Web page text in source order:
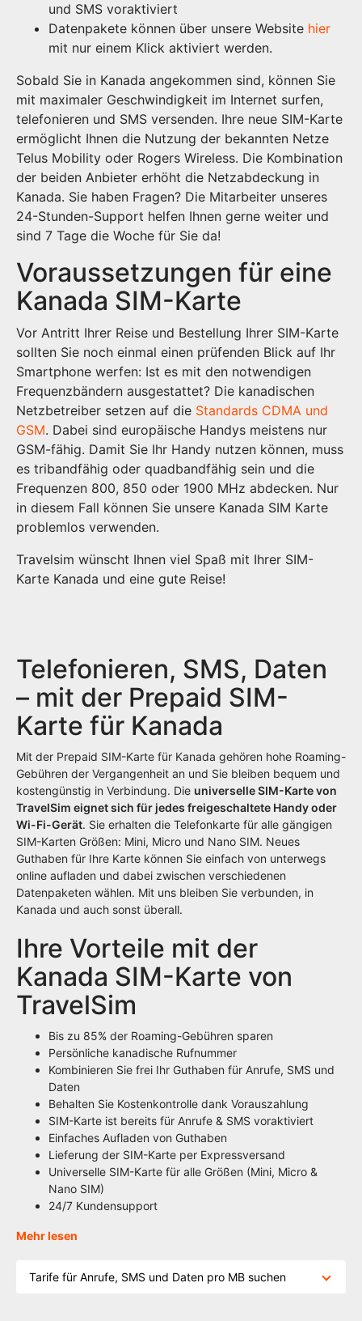
und SMS voraktiviert
Datenpakete können über unsere Website hier
mit nur einem Klick aktiviert werden.
Sobald Sie in Kanada angekommen sind, können Sie
mit maximaler Geschwindigkeit im Internet surfen,
telefonieren und SMS versenden. Ihre neue SIM-Karte
ermöglicht Ihnen die Nutzung der bekannten Netze
Telus Mobility oder Rogers Wireless. Die Kombination
der beiden Anbieter erhöht die Netzabdeckung in
Kanada. Sie haben Fragen? Die Mitarbeiter unseres
24-Stunden-Support helfen Ihnen gerne weiter und
sind 7 Tage die Woche für Sie da!
Voraussetzungen für eine
Kanada SIM-Karte
Vor Antritt Ihrer Reise und Bestellung Ihrer SIM-Karte
sollten Sie noch einmal einen prüfenden Blick auf Ihr
Smartphone werfen: Ist es mit den notwendigen
Frequenzbändern ausgestattet? Die kanadischen
Netzbetreiber setzen auf die Standards CDMA und
GSM. Dabei sind europäische Handys meistens nur
GSM-fähig. Damit Sie Ihr Handy nutzen können, muss
es tribandfähig oder quadbandfähig sein und die
Frequenzen 800, 850 oder 1900 MHz abdecken. Nur
in diesem Fall können Sie unsere Kanada SIM Karte
problemlos verwenden.
Travelsim wünscht Ihnen viel Spaß mit Ihrer SIM-
Karte Kanada und eine gute Reise!
Telefonieren, SMS, Daten
– mit der Prepaid SIM-
Karte für Kanada
Mit der Prepaid SIM-Karte für Kanada gehören hohe Roaming-
Gebühren der Vergangenheit an und Sie bleiben bequem und
kostengünstig in Verbindung. Die universelle SIM-Karte von
TravelSim eignet sich für jedes freigeschaltete Handy oder
Wi-Fi-Gerät. Sie erhalten die Telefonkarte für alle gängigen
SIM-Karten Größen: Mini, Micro und Nano SIM. Neues
Guthaben für Ihre Karte können Sie einfach von unterwegs
online aufladen und dabei zwischen verschiedenen
Datenpaketen wählen. Mit uns bleiben Sie verbunden, in
Kanada und auch sonst überall.
Ihre Vorteile mit der
Kanada SIM-Karte von
TravelSim
Bis zu 85% der Roaming-Gebühren sparen
Persönliche kanadische Rufnummer
Kombinieren Sie frei Ihr Guthaben für Anrufe, SMS und
Daten
Behalten Sie Kostenkontrolle dank Vorauszahlung
SIM-Karte ist bereits für Anrufe & SMS voraktiviert
Einfaches Aufladen von Guthaben
Lieferung der SIM-Karte per Expressversand
Universelle SIM-Karte für alle Größen (Mini, Micro &
Nano SIM)
24/7 Kundensupport
Mehr lesen
Tarife für Anrufe, SMS und Daten pro MB suchen